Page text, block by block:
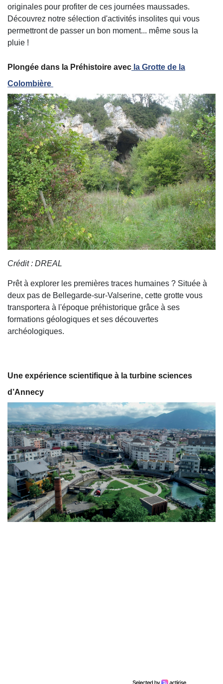
originales pour profiter de ces journées maussades.
Découvrez notre sélection d'activités insolites qui vous
permettront de passer un bon moment... même sous la
pluie !
Plongée dans la Préhistoire avec la Grotte de la
Colombière
Crédit : DREAL
Prêt à explorer les premières traces humaines ? Située à
deux pas de Bellegarde-sur-Valserine, cette grotte vous
transportera à l'époque préhistorique grâce à ses
formations géologiques et ses découvertes
archéologiques.
Une expérience scientifique à la turbine sciences
d’Annecy